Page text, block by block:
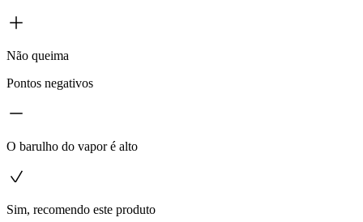
Não queima
Pontos negativos
O barulho do vapor é alto
Sim, recomendo este produto